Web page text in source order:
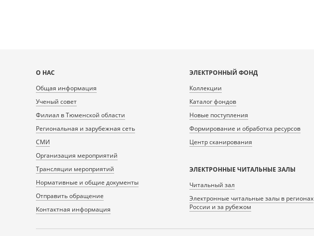
Карта
сайта
О НАС
Общая информация
Ученый совет
Филиал в Тюменской области
Региональная и зарубежная сеть
СМИ
Организация мероприятий
Трансляции мероприятий
Нормативные и общие документы
Отправить обращение
Контактная информация
ЭЛЕКТРОННЫЙ ФОНД
Коллекции
Каталог фондов
Новые поступления
Формирование и обработка ресурсов
Центр сканирования
ЭЛЕКТРОННЫЕ ЧИТАЛЬНЫЕ ЗАЛЫ
Читальный зал
Электронные читальные залы в регионах
России и за рубежом